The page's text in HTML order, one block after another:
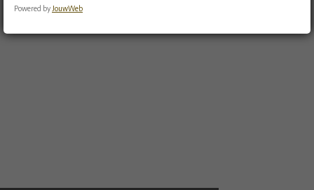
Powered byJouwWeb